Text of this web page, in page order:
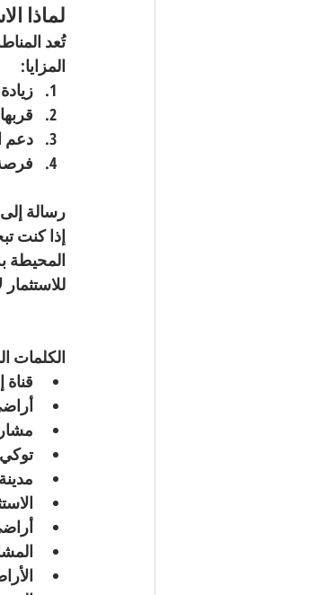
لماذا
المزايا:
دعم
رسالة
إذا كنت
المحيطة
للاستثمار
الكلمات
توكي